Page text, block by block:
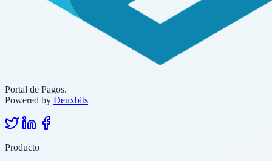
Portal de Pagos.
Powered by Deuxbits
Producto